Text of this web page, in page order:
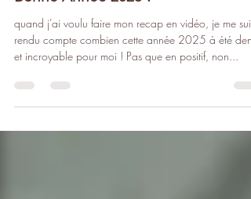
Bonne Année 2026 !
quand j’ai voulu faire mon recap en vidéo, je me suis
rendu compte combien cette année 2025 à été
et incroyable pour moi ! Pas que en positif, non...